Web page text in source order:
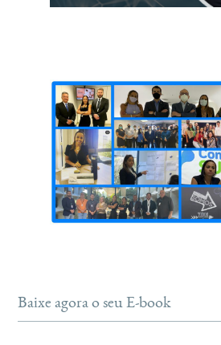
Baixe agora o seu E-book